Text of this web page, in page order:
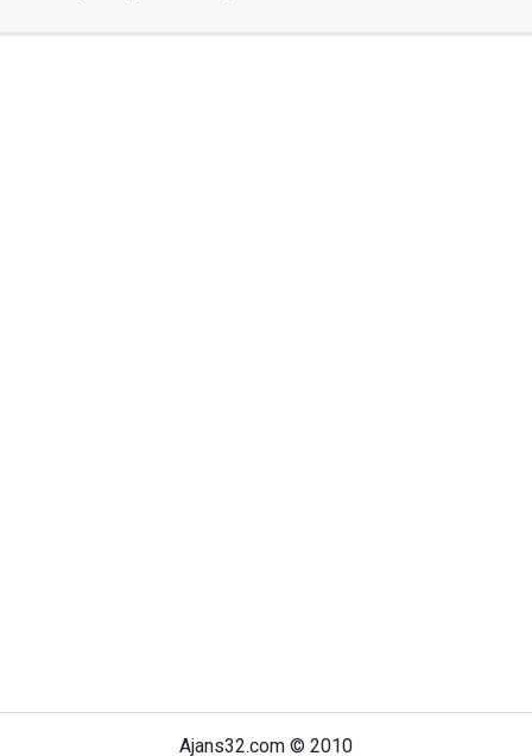
Ajans32.com © 2010